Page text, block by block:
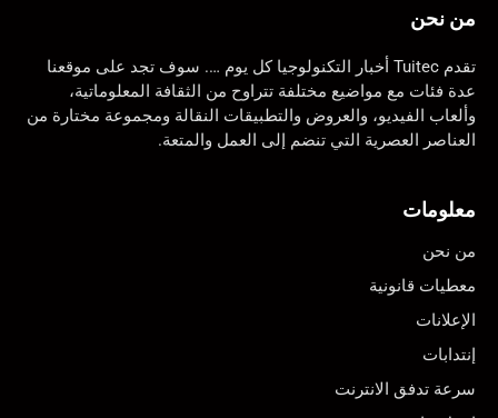
من نحن
تقدم Tuitec أخبار التكنولوجيا كل يوم …. سوف تجد على موقعنا
عدة فئات مع مواضيع مختلفة تتراوح من الثقافة المعلوماتية،
وألعاب الفيديو، والعروض والتطبيقات النقالة ومجموعة مختارة من
العناصر العصرية التي تنضم إلى العمل والمتعة.
معلومات
من نحن
معطيات قانونية
الإعلانات
إنتدابات
سرعة تدفق الانترنت